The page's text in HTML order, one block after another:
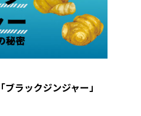
ラックジンジャー」